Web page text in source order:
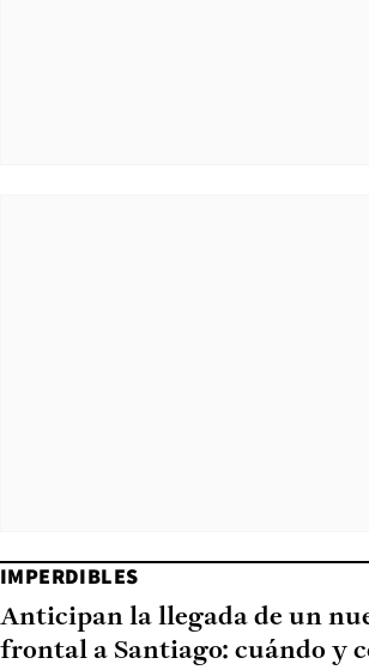
IMPERDIBLES
Anticipan la llegada de un
frontal a Santiago: cuándo y